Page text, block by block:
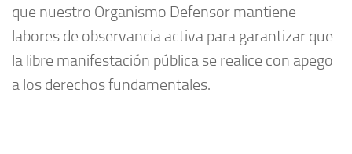
que nuestro Organismo Defensor mantiene
labores de observancia activa para garantizar que
la libre manifestación pública se realice con apego
a los derechos fundamentales.